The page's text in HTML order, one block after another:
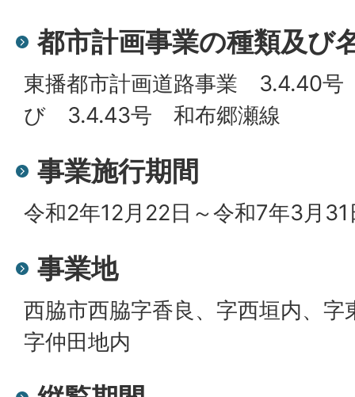
都市計画事業の種類及び
東播都市計画道路事業 3.4.40
び 3.4.43号 和布郷瀬線
事業施行期間
令和2年12月22日～令和7年3月31
事業地
西脇市西脇字香良、字西垣内、字
字仲田地内